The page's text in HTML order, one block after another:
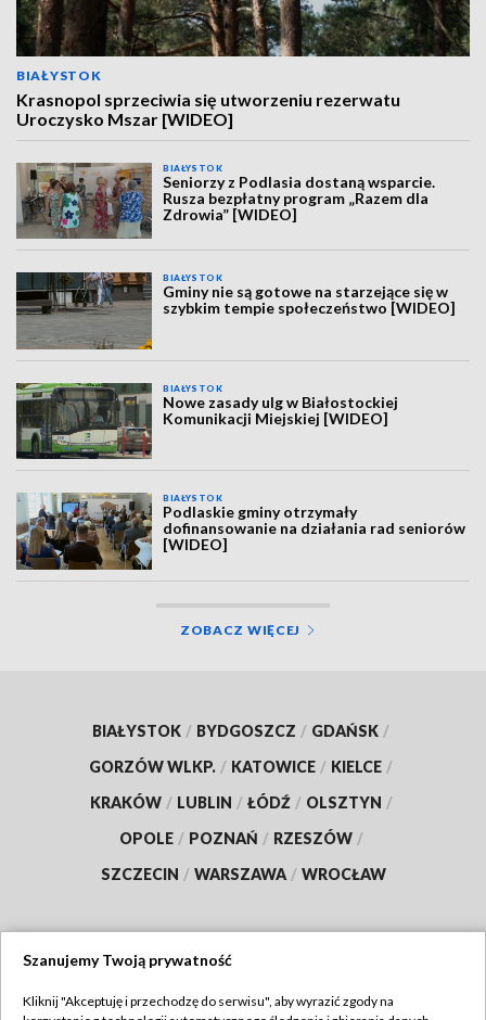
BIAŁYSTOK
Krasnopol sprzeciwia się utworzeniu rezerwatu
Uroczysko Mszar [WIDEO]
BIAŁYSTOK
Seniorzy z Podlasia dostaną wsparcie.
Rusza bezpłatny program „Razem dla
Zdrowia” [WIDEO]
BIAŁYSTOK
Gminy nie są gotowe na starzejące się w
szybkim tempie społeczeństwo [WIDEO]
BIAŁYSTOK
Nowe zasady ulg w Białostockiej
Komunikacji Miejskiej [WIDEO]
BIAŁYSTOK
Podlaskie gminy otrzymały
dofinansowanie na działania rad seniorów
[WIDEO]
ZOBACZ WIĘCEJ
BIAŁYSTOK / BYDGOSZCZ / GDAŃSK /
GORZÓW WLKP. / KATOWICE / KIELCE /
KRAKÓW / LUBLIN / ŁÓDŹ / OLSZTYN /
OPOLE / POZNAŃ / RZESZÓW /
SZCZECIN / WARSZAWA / WROCŁAW
Szanujemy Twoją prywatność
Kliknij "Akceptuję i przechodzę do serwisu", aby wyrazić zgody na